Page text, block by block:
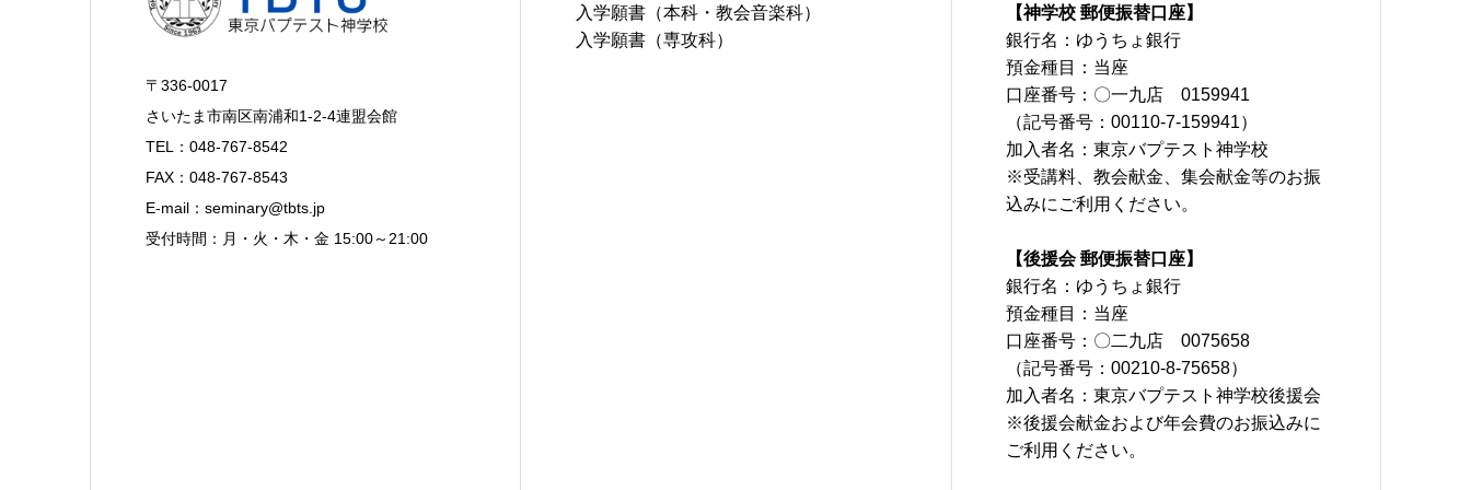
〒336-0017
さいたま市南区南浦和1-2-4連盟会館
TEL：048-767-8542
FAX：048-767-8543
E-mail：seminary@tbts.jp
受付時間：月・火・木・金 15:00～21:00
入学願書（本科・教会音楽科）
入学願書（専攻科）
【神学校 郵便振替口座】
銀行名：ゆうちょ銀行
預金種目：当座
口座番号：〇一九店 0159941
（記号番号：00110-7-159941）
加入者名：東京バプテスト神学校
※受講料、教会献金、集会献金等のお振
込みにご利用ください。
【後援会 郵便振替口座】
銀行名：ゆうちょ銀行
預金種目：当座
口座番号：〇二九店 0075658
（記号番号：00210-8-75658）
加入者名：東京バプテスト神学校後援会
※後援会献金および年会費のお振込みに
ご利用ください。